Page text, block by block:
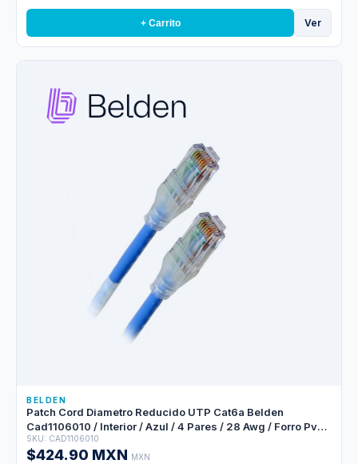
+ Carrito Ver
BELDEN
Patch Cord Diametro Reducido UTP Cat6a Belden
Cad1106010 / Interior / Azul / 4 Pares / 28 Awg / Forro Pvc /
Cmr / 10 Pies 3 Metros
SKU: CAD1106010
$424.90 MXN MXN